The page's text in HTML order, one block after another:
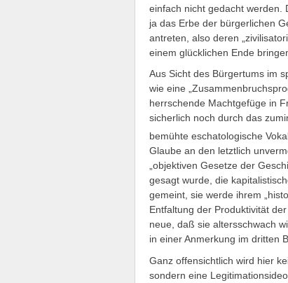
einfach nicht gedacht werden.
ja das Erbe der bürgerlichen
antreten, also deren
einem glücklichen Ende
Aus Sicht des Bürgertums im
wie eine
herrschende Machtgefüge in
sicherlich noch durch das
bemühte eschatologische
Glaube an den letztlich
„objektiven Gesetze der
gesagt wurde, die
gemeint, sie werde ihrem
Entfaltung der Produktivität
neue, daß sie altersschwach
in einer Anmerkung im dritten
Ganz offensichtlich wird hier
sondern eine